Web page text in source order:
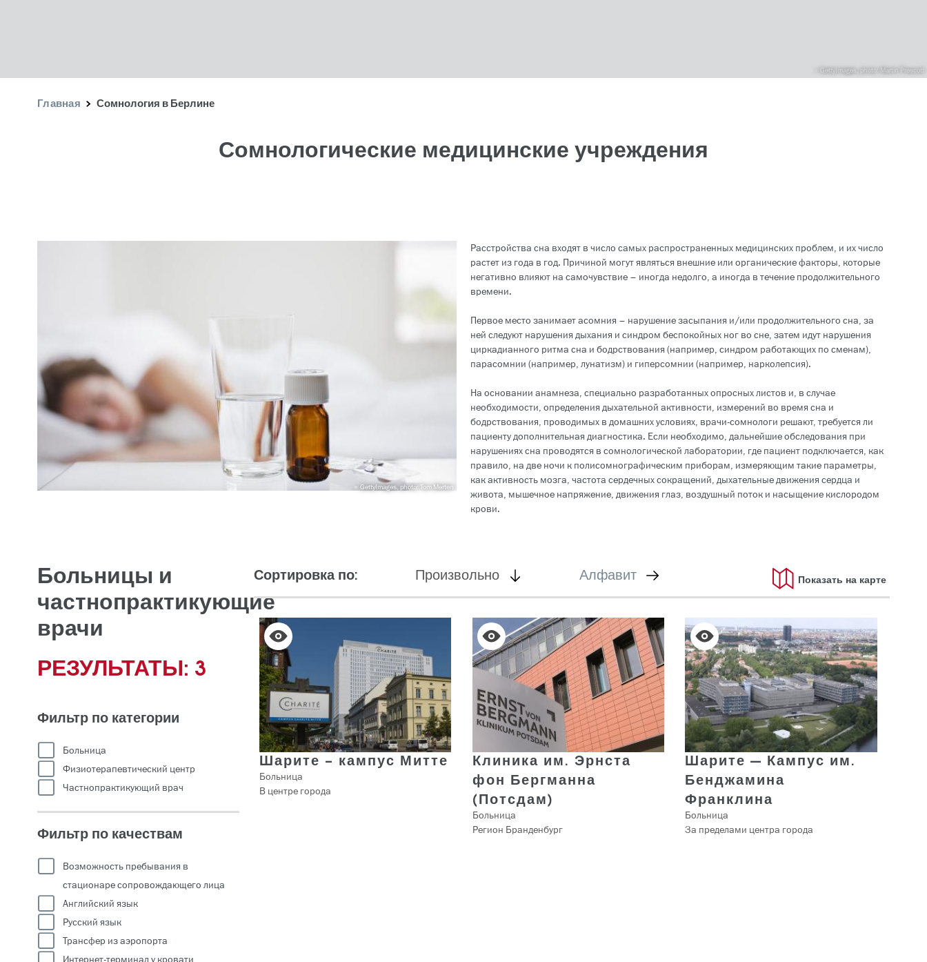
GettyImages, photo: Martin Prescott
Главная Сомнология в Берлине
Сомнологические медицинские учреждения
GettyImages, photo: Tom Merten
Расстройства сна входят в число самых распространенных медицинских проблем, и их число
растет из года в год. Причиной могут являться внешние или органические факторы, которые
негативно влияют на самочувствие – иногда недолго, а иногда в течение продолжительного
времени.
Первое место занимает асомния – нарушение засыпания и/или продолжительного сна, за
ней следуют нарушения дыхания и синдром беспокойных ног во сне, затем идут нарушения
циркадианного ритма сна и бодрствования (например, синдром работающих по сменам),
парасомнии (например, лунатизм) и гиперсомнии (например, нарколепсия).
На основании анамнеза, специально разработанных опросных листов и, в случае
необходимости, определения дыхательной активности, измерений во время сна и
бодрствования, проводимых в домашних условиях, врачи-сомнологи решают, требуется ли
пациенту дополнительная диагностика. Если необходимо, дальнейшие обследования при
нарушениях сна проводятся в сомнологической лаборатории, где пациент подключается, как
правило, на две ночи к полисомнографическим приборам, измеряющим такие параметры,
как активность мозга, частота сердечных сокращений, дыхательные движения сердца и
живота, мышечное напряжение, движения глаз, воздушный поток и насыщение кислородом
крови.
Больницы и
частнопрактикующие
врачи
РЕЗУЛЬТАТЫ: 3
Фильтр по категории
Больница
Физиотерапевтический центр
Частнопрактикующий врач
Фильтр по качествам
Возможность пребывания в
стационаре сопровождающего лица
Английский язык
Русский язык
Трансфер из аэропорта
Сортировка по: Произвольно активен Алфавит
не
Показать на карте
Шарите – кампус Митте
Больница
В центре города
Клиника им. Эрнста
фон Бергманна
(Потсдам)
Больница
Регион Бранденбург
Шарите — Кампус им.
Бенджамина
Франклина
Больница
За пределами центра города